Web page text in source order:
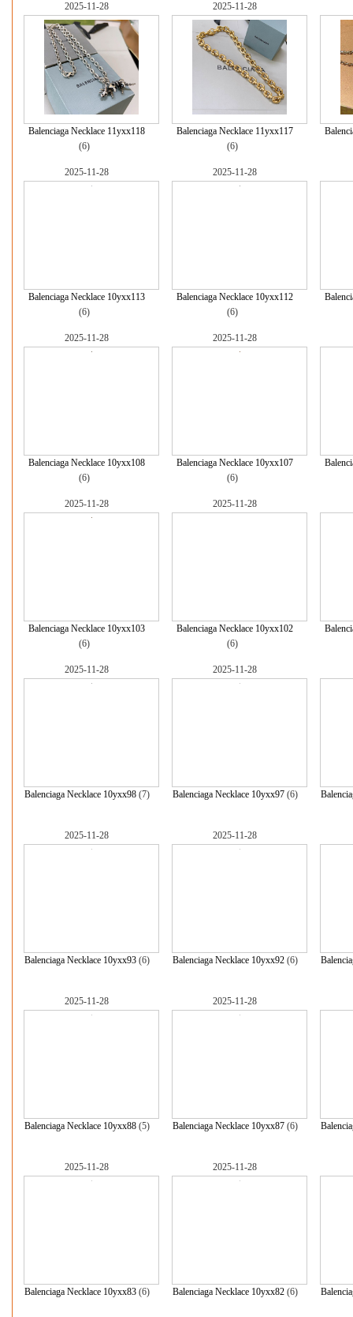
2025-11-28
Balenciaga Necklace 11yxx118
(6)
2025-11-28
Balenciaga Necklace 11yxx117
(6)
2025-11-28
Balenciaga Necklace 10yxx113
(6)
2025-11-28
Balenciaga Necklace 10yxx112
(6)
2025-11-28
Balenciaga Necklace 10yxx108
(6)
2025-11-28
Balenciaga Necklace 10yxx107
(6)
2025-11-28
Balenciaga Necklace 10yxx103
(6)
2025-11-28
Balenciaga Necklace 10yxx102
(6)
2025-11-28
Balenciaga Necklace 10yxx98(7)
2025-11-28
Balenciaga Necklace 10yxx97(6)
2025-11-28
Balenciaga Necklace 10yxx93(6)
2025-11-28
Balenciaga Necklace 10yxx92(6)
2025-11-28
Balenciaga Necklace 10yxx88(5)
2025-11-28
Balenciaga Necklace 10yxx87(6)
2025-11-28
Balenciaga Necklace 10yxx83(6)
2025-11-28
Balenciaga Necklace 10yxx82(6)